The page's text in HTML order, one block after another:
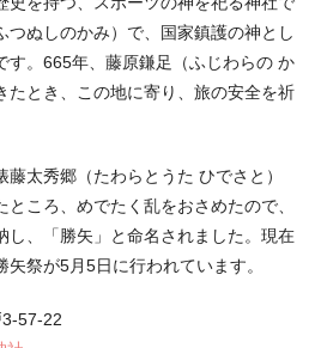
つぬしのかみ）で、国家鎮護の神とし
す。665年、藤原鎌足（ふじわらの か
たとき、この地に寄り、旅の安全を祈
太秀郷（たわらとうた ひでさと）
ころ、めでたく乱をおさめたので、
し、「勝矢」と命名されました。現在
祭が5月5日に行われています。
57-22